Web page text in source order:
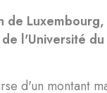
de
l'Université
d'un montant